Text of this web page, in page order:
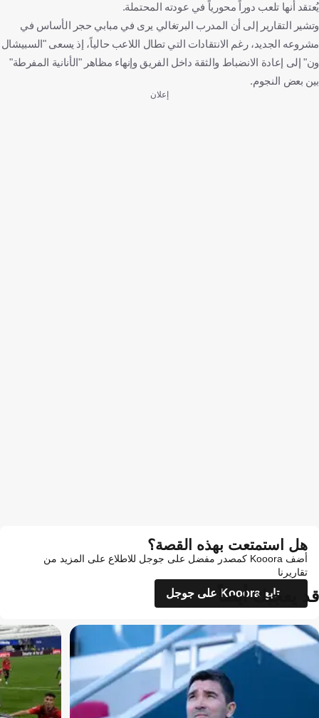
يُعتقد أنها تلعب دوراً محورياً في عودته المحتملة.
وتشير التقارير إلى أن المدرب البرتغالي يرى في مبابي حجر الأساس في
مشروعه الجديد، رغم الانتقادات التي تطال اللاعب حالياً، إذ يسعى "السبيشال
ون" إلى إعادة الانضباط والثقة داخل الفريق وإنهاء مظاهر "الأنانية المفرطة"
بين بعض النجوم.
إعلان
هل استمتعت بهذه القصة؟
أضف Kooora كمصدر مفضل على جوجل للاطلاع على المزيد من
تقاريرنا
تابع Kooora على جوجل
قد يعجبك أيضاً